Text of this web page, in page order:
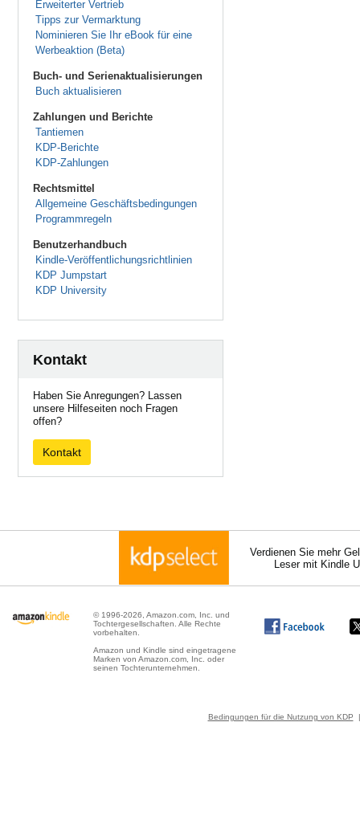
Erweiterter Vertrieb
Tipps zur Vermarktung
Nominieren Sie Ihr eBook für eine
Werbeaktion (Beta)
Buch- und Serienaktualisierungen
Buch aktualisieren
Zahlungen und Berichte
Tantiemen
KDP-Berichte
KDP-Zahlungen
Rechtsmittel
Allgemeine Geschäftsbedingungen
Programmregeln
Benutzerhandbuch
Kindle-Veröffentlichungsrichtlinien
KDP Jumpstart
KDP University
Kontakt
Haben Sie Anregungen? Lassen
unsere Hilfeseiten noch Fragen
offen?
Kontakt
Verdienen Sie mehr
Leser mit Kindle
© 1996-2026, Amazon.com, Inc. und
Tochtergesellschaften. Alle Rechte
vorbehalten.
Amazon und Kindle sind eingetragene
Marken von Amazon.com, Inc. oder
seinen Tochterunternehmen.
Bedingungen für die Nutzung von KDP